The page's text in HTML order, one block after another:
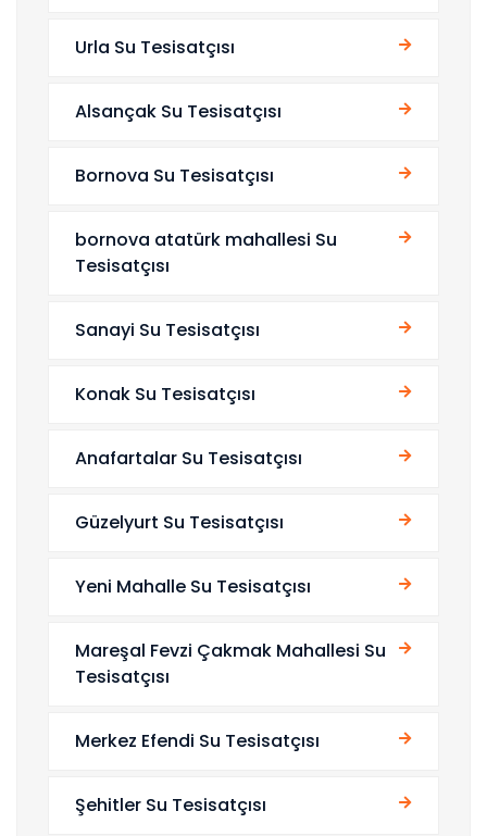
Urla Su Tesisatçısı
Alsançak Su Tesisatçısı
Bornova Su Tesisatçısı
bornova atatürk mahallesi Su
Tesisatçısı
Sanayi Su Tesisatçısı
Konak Su Tesisatçısı
Anafartalar Su Tesisatçısı
Güzelyurt Su Tesisatçısı
Yeni Mahalle Su Tesisatçısı
Mareşal Fevzi Çakmak Mahallesi Su
Tesisatçısı
Merkez Efendi Su Tesisatçısı
Şehitler Su Tesisatçısı